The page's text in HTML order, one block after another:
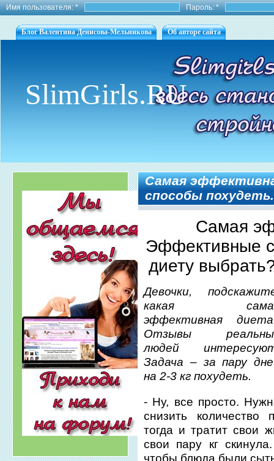
Имя пользователя:* Пароль:*
Блог Валентина Денисова-Мельникова Об авторе сайта
SlimGirls.RU
Самая
способы
Самая
Эффективные
диету
Девочки,
какая
эффективная
Отзывы
людей
Задача – за пару
на 2-3 кг похудеть.
- Ну, все просто.
снизить количество
тогда и тратит свои
свои пару кг
чтобы блюда были